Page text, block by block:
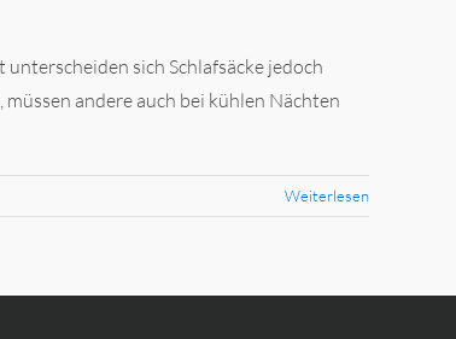
sich Schlafsäcke jedoch
andere auch bei kühlen Nächten
Weiterlesen